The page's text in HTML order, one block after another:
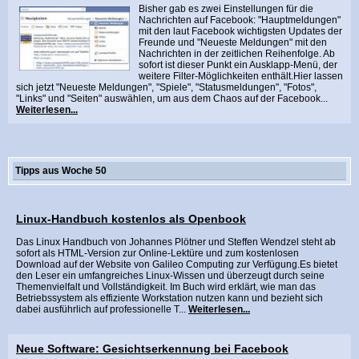
Bisher gab es zwei Einstellungen für die
Nachrichten auf Facebook: "Hauptmeldungen"
mit den laut Facebook wichtigsten Updates der
Freunde und "Neueste Meldungen" mit den
Nachrichten in der zeitlichen Reihenfolge. Ab
sofort ist dieser Punkt ein Ausklapp-Menü, der
weitere Filter-Möglichkeiten enthält.Hier lassen
sich jetzt "Neueste Meldungen", "Spiele", "Statusmeldungen", "Fotos",
"Links" und "Seiten" auswählen, um aus dem Chaos auf der Facebook...
Weiterlesen...
Tipps aus Woche 50
Linux-Handbuch kostenlos als Openbook
Das Linux Handbuch von Johannes Plötner und Steffen Wendzel steht ab
sofort als HTML-Version zur Online-Lektüre und zum kostenlosen
Download auf der Website von Galileo Computing zur Verfügung.Es bietet
den Leser ein umfangreiches Linux-Wissen und überzeugt durch seine
Themenvielfalt und Vollständigkeit. Im Buch wird erklärt, wie man das
Betriebssystem als effiziente Workstation nutzen kann und bezieht sich
dabei ausführlich auf professionelle T... Weiterlesen...
Neue Software: Gesichtserkennung bei Facebook